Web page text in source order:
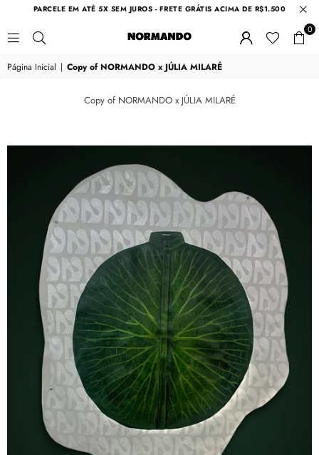
PARCELE EM ATÉ 5X SEM JUROS - FRETE GRÁTIS ACIMA DE R$1.500
NORMANDO
0
Página Inicial | Copy of NORMANDO x JÚLIA MILARÉ
Copy of NORMANDO x JÚLIA MILARÉ